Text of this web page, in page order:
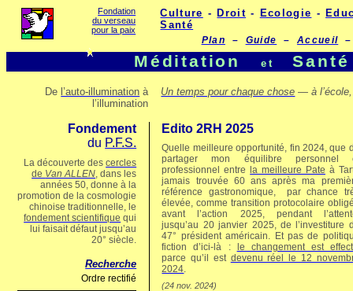
Fondation
du verseau
pour la paix
Culture - Droit - Ecologie -
Santé
Plan – Guide – Accueil –
Méditation et Santé
De l’auto-illumination à
l’illumination
Un temps pour chaque chose — à
Fondement
du P.F.S.
La découverte descercles
de Van ALLEN, dans les
années 50, donne à la
promotion de la cosmologie
chinoise traditionnelle, le
fondement scientifique qui
lui faisait défaut jusqu’au
20° siècle.
Recherche
Ordre rectifié
Edito 2RH 2025
Quelle meilleure opportunité, fin 2024, que
partager mon équilibre personnel
professionnel entre
la meilleure Pate à
jamais trouvée 60 ans après ma
référence gastronomique,
par chance
élevée, comme transition protocolaire
avant l’action 2025, pendant
jusqu’au 20 janvier 2025, de l’investiture
47° président américain. Et pas de
fiction d’ici-là :
le changement est
parce qu’il est devenu réel le 12
2024.
(24 nov. 2024)